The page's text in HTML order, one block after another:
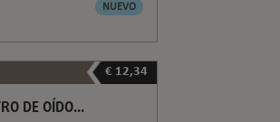
NUEVO
€ 12,34
DE OÍDO...